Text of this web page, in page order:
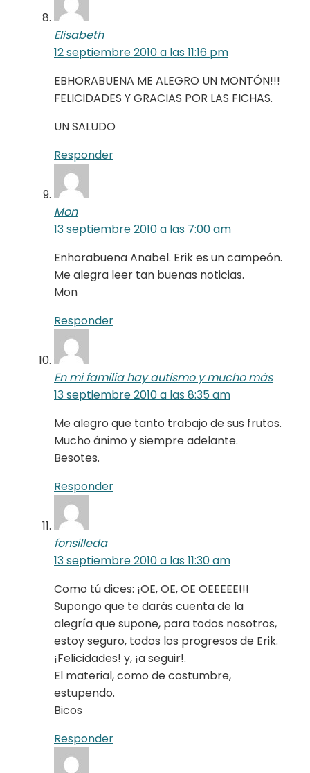
Elisabeth
12 septiembre 2010 a las 11:16 pm
EBHORABUENA ME ALEGRO UN MONTÓN!!!
FELICIDADES Y GRACIAS POR LAS FICHAS.
UN SALUDO
Responder
Mon
13 septiembre 2010 a las 7:00 am
Enhorabuena Anabel. Erik es un campeón.
Me alegra leer tan buenas noticias.
Mon
Responder
En mi familia hay autismo y mucho más
13 septiembre 2010 a las 8:35 am
Me alegro que tanto trabajo de sus frutos.
Mucho ánimo y siempre adelante.
Besotes.
Responder
fonsilleda
13 septiembre 2010 a las 11:30 am
Como tú dices: ¡OE, OE, OE OEEEEE!!!
Supongo que te darás cuenta de la
alegría que supone, para todos nosotros,
estoy seguro, todos los progresos de Erik.
¡Felicidades! y, ¡a seguir!.
El material, como de costumbre,
estupendo.
Bicos
Responder